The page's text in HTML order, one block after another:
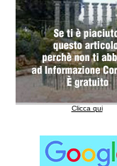
Clicca qui